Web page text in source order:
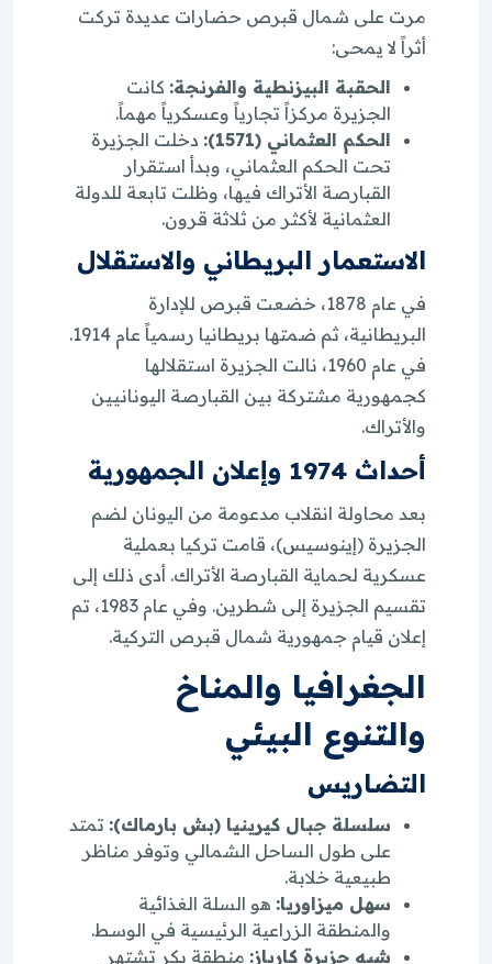
مرت على شمال قبرص حضارات عديدة تركت
أثراً لا يمحى:
الحقبة البيزنطية والفرنجة: كانت
الجزيرة مركزاً تجارياً وعسكرياً مهماً.
الحكم العثماني (1571):
دخلت الجزيرة
تحت الحكم العثماني، وبدأ استقرار
القبارصة الأتراك فيها، وظلت تابعة للدولة
العثمانية لأكثر من ثلاثة قرون.
الاستعمار البريطاني والاستقلال
في عام 1878، خضعت قبرص للإدارة
البريطانية، ثم ضمتها بريطانيا رسمياً عام 1914.
في عام 1960، نالت الجزيرة استقلالها
كجمهورية مشتركة بين القبارصة اليونانيين
والأتراك.
أحداث 1974 وإعلان الجمهورية
بعد محاولة انقلاب مدعومة من اليونان لضم
الجزيرة (إينوسيس)، قامت تركيا بعملية
عسكرية لحماية القبارصة الأتراك. أدى ذلك إلى
تقسيم الجزيرة إلى شطرين. وفي عام 1983، تم
إعلان قيام جمهورية شمال قبرص التركية.
الجغرافيا والمناخ
والتنوع البيئي
التضاريس
سلسلة جبال كيرينيا (بش بارماك): تمتد
على طول الساحل الشمالي وتوفر مناظر
طبيعية خلابة.
سهل ميزاوريا: هو السلة الغذائية
والمنطقة الزراعية الرئيسية في الوسط.
شبه جزيرة كارباز: منطقة بكر تشتهر